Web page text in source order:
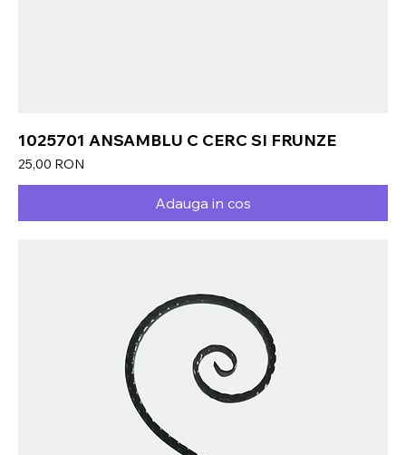
1025701 ANSAMBLU C CERC SI FRUNZE
Preț
25,00 RON
Adauga in cos